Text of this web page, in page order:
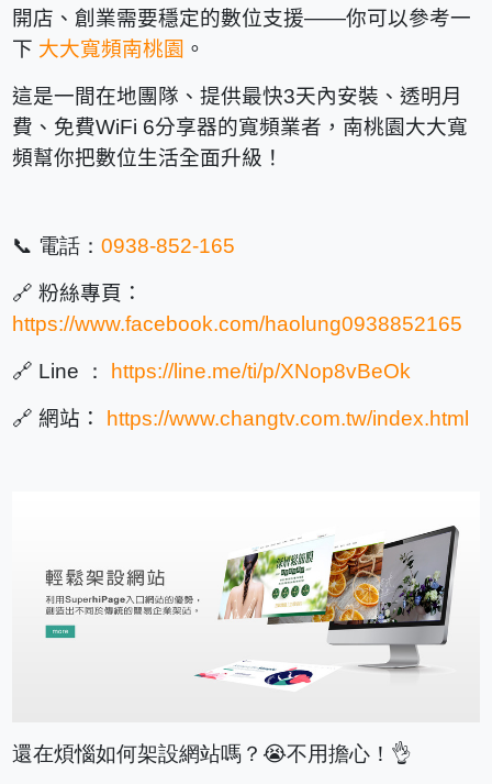
開店、創業需要穩定的數位支援——你可以參考一
下 大大寬頻南桃園 。
這是一間在地團隊、提供最快3天內安裝、透明月
費、免費WiFi 6分享器的寬頻業者， 南桃園大大寬
頻幫你把數位生活全面升級！
📞 電話：0938-852-165
🔗粉絲專頁：
https://www.facebook.com/haolung0938852165
🔗 Line ： https://line.me/ti/p/XNop8vBeOk
🔗 網站： https://www.changtv.com.tw/index.html
還在煩惱如何架設網站嗎？😭不用擔心！👌